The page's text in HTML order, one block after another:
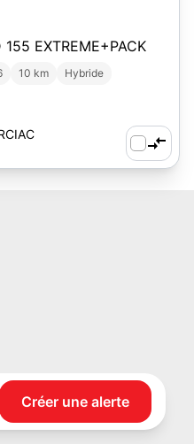
155 EXTREME+PACK
10 km
Hybride
Créer une alerte